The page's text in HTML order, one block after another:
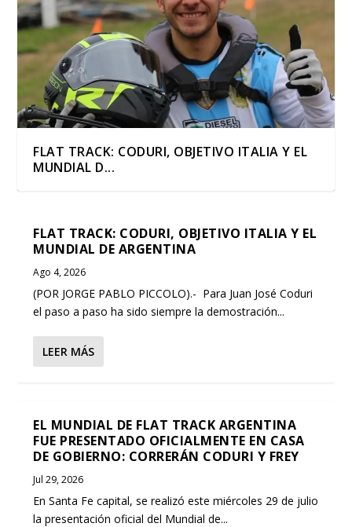
FLAT TRACK: CODURI, OBJETIVO ITALIA Y EL
MUNDIAL D...
PRESENTADO ...
DE 100 JUGADO...
FLAT TRACK: CODURI, OBJETIVO ITALIA Y EL
MUNDIAL DE ARGENTINA
Ago 4, 2026
(POR JORGE PABLO PICCOLO).- Para Juan José Coduri
el paso a paso ha sido siempre la demostración...
LEER MÁS
EL MUNDIAL DE FLAT TRACK ARGENTINA
FUE PRESENTADO OFICIALMENTE EN CASA
DE GOBIERNO: CORRERÁN CODURI Y FREY
Jul 29, 2026
En Santa Fe capital, se realizó este miércoles 29 de julio
la presentación oficial del Mundial de...